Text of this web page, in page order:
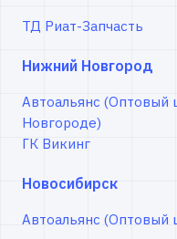
ТД Риат-Запчасть
Нижний Новгород
Автоальянс
Новгороде)
ГК Викинг
Новосибирск
Автоальянс (Оптовый